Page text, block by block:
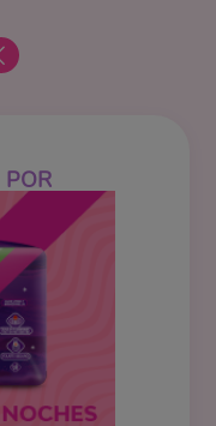
POR